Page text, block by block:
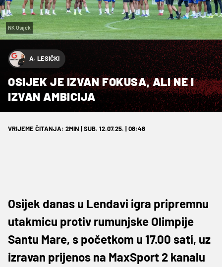
NK Osijek
A. LESIČKI
OSIJEK JE IZVAN FOKUSA, ALI NE I
IZVAN AMBICIJA
VRIJEME ČITANJA: 2MIN | SUB. 12.07.25. | 08:48
Osijek danas u Lendavi igra pripremnu
utakmicu protiv rumunjske Olimpije
Santu Mare, s početkom u 17.00 sati, uz
izravan prijenos na MaxSport 2 kanalu